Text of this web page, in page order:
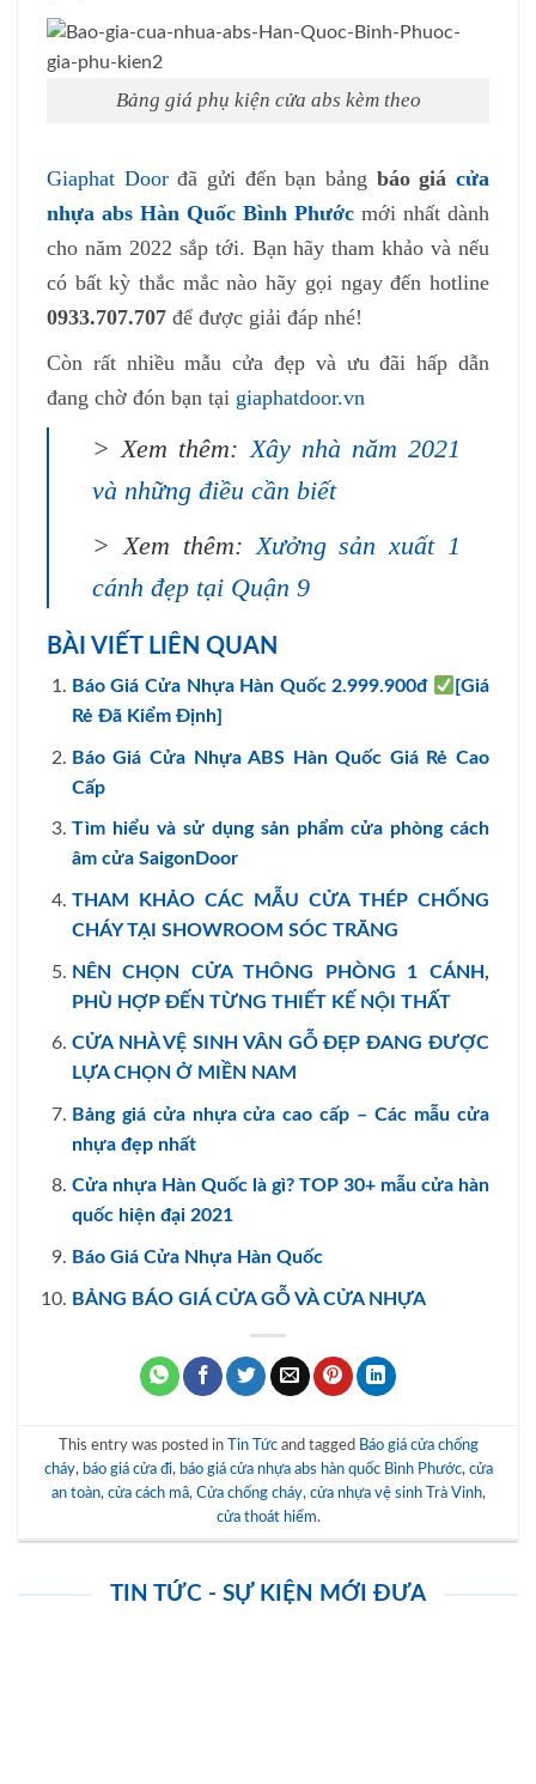
Bảng giá phụ kiện cửa abs kèm theo
Giaphat Doorđã gửi đến bạn bảng báo giácửa
nhựa abs Hàn Quốc Bình Phước mới nhất dành
cho năm 2022 sắp tới. Bạn hãy tham khảo và nếu
có bất kỳ thắc mắc nào hãy gọi ngay đến hotline
0933.707.707 để được giải đáp nhé!
Còn rất nhiều mẫu cửa đẹp và ưu đãi hấp dẫn
đang chờ đón bạn tại giaphatdoor.vn
> Xem thêm: Xây nhà năm 2021
và những điều cần biết
> Xem thêm:Xưởng sản xuất 1
cánh đẹp tại Quận 9
BÀI VIẾT LIÊN QUAN
Báo Giá Cửa Nhựa Hàn Quốc 2.999.900đ
[Giá
Rẻ Đã Kiểm Định]
Báo Giá Cửa Nhựa ABS Hàn Quốc Giá Rẻ Cao
Cấp
Tìm hiểu và sử dụng sản phẩm cửa phòng cách
âm cửa SaigonDoor
THAM KHẢO CÁC MẪU CỬA THÉP CHỐNG
CHÁY TẠI SHOWROOM SÓC TRĂNG
NÊN CHỌN CỬA THÔNG PHÒNG 1 CÁNH,
PHÙ HỢP ĐẾN TỪNG THIẾT KẾ NỘI THẤT
CỬA NHÀ VỆ SINH VÂN GỖ ĐẸP ĐANG ĐƯỢC
LỰA CHỌN Ở MIỀN NAM
Bảng giá cửa nhựa cửa cao cấp – Các mẫu cửa
nhựa đẹp nhất
Cửa nhựa Hàn Quốc là gì? TOP 30+ mẫu cửa hàn
quốc hiện đại 2021
Báo Giá Cửa Nhựa Hàn Quốc
BẢNG BÁO GIÁ CỬA GỖ VÀ CỬA NHỰA
This entry was posted in Tin Tứcand tagged Báo giá cửa chống
cháy, báo giá cửa đi, báo giá cửa nhựa abs hàn quốc Bình Phước, cửa
an toàn, cửa cách mâ, Cửa chống cháy, cửa nhựa vệ sinh Trà Vinh,
cửa thoát hiểm.
TIN TỨC - SỰ KIỆN MỚI ĐƯA